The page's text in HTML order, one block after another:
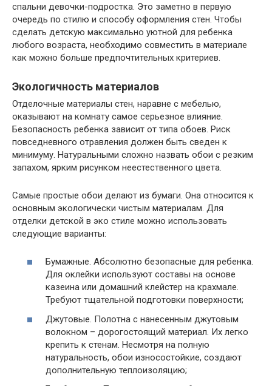
спальни девочки-подростка. Это заметно в первую
очередь по стилю и способу оформления стен. Чтобы
сделать детскую максимально уютной для ребенка
любого возраста, необходимо совместить в материале
как можно больше предпочтительных критериев.
Экологичность материалов
Отделочные материалы стен, наравне с мебелью,
оказывают на комнату самое серьезное влияние.
Безопасность ребенка зависит от типа обоев. Риск
повседневного отравления должен быть сведен к
минимуму. Натуральными сложно назвать обои с резким
запахом, ярким рисунком неестественного цвета.
Самые простые обои делают из бумаги. Она относится к
основным экологически чистым материалам. Для
отделки детской в эко стиле можно использовать
следующие варианты:
Бумажные. Абсолютно безопасные для ребенка.
Для оклейки используют составы на основе
казеина или домашний клейстер на крахмале.
Требуют тщательной подготовки поверхности;
Джутовые. Полотна с нанесенным джутовым
волокном – дорогостоящий материал. Их легко
крепить к стенам. Несмотря на полную
натуральность, обои износостойкие, создают
дополнительную теплоизоляцию;